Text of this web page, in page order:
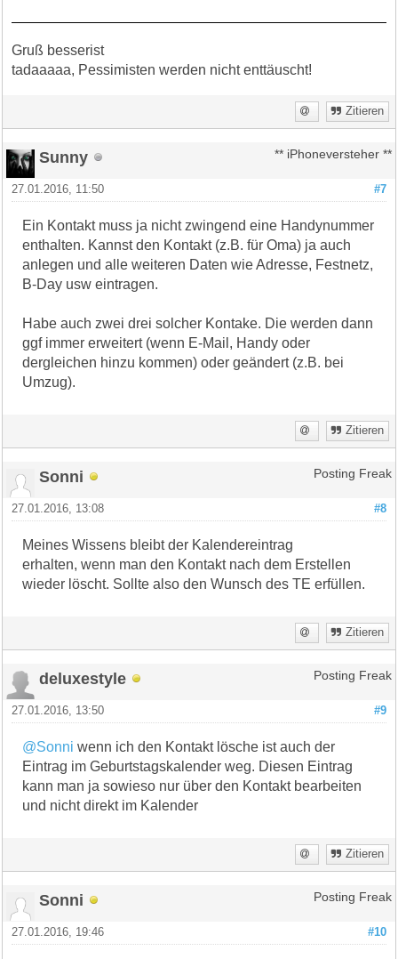
Gruß besserist
tadaaaaa, Pessimisten werden nicht enttäuscht!
Zitieren
Sunny ** iPhoneversteher **
#7
27.01.2016, 11:50
Ein Kontakt muss ja nicht zwingend eine Handynummer
enthalten. Kannst den Kontakt (z.B. für Oma) ja auch
anlegen und alle weiteren Daten wie Adresse, Festnetz,
B-Day usw eintragen.
Habe auch zwei drei solcher Kontake. Die werden dann
ggf immer erweitert (wenn E-Mail, Handy oder
dergleichen hinzu kommen) oder geändert (z.B. bei
Umzug).
Zitieren
Sonni Posting Freak
#8
27.01.2016, 13:08
Meines Wissens bleibt der Kalendereintrag
erhalten, wenn man den Kontakt nach dem Erstellen
wieder löscht. Sollte also den Wunsch des TE erfüllen.
Zitieren
deluxestyle Posting Freak
#9
27.01.2016, 13:50
@Sonni wenn ich den Kontakt lösche ist auch der
Eintrag im Geburtstagskalender weg. Diesen Eintrag
kann man ja sowieso nur über den Kontakt bearbeiten
und nicht direkt im Kalender
Zitieren
Sonni Posting Freak
#10
27.01.2016, 19:46